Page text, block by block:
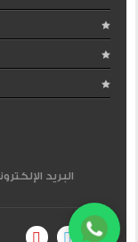
البريد